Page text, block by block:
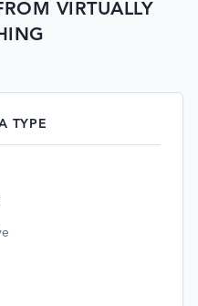
VIRTUALLY
TYPE